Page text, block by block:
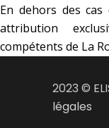
En dehors des
attribution
compétents de La
2023 ©
légales